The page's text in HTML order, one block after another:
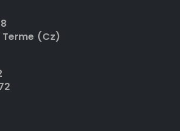
Terme (Cz)